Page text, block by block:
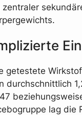
getestete
durchschnittlich
lag die